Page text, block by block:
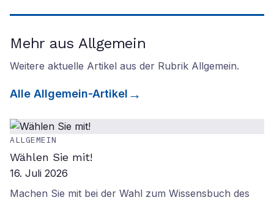
Mehr aus Allgemein
Weitere aktuelle Artikel aus der Rubrik Allgemein.
Alle Allgemein-Artikel
ALLGEMEIN
Wählen Sie mit!
16. Juli 2026
Machen Sie mit bei der Wahl zum Wissensbuch des